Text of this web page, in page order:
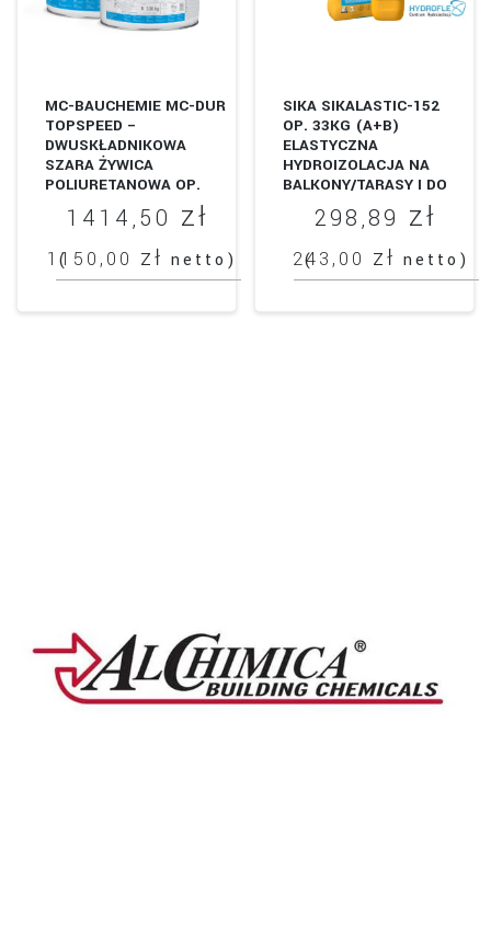
wybrać
produktu
MC-BAUCHEMIE MC-DUR
TOPSPEED –
DWUSKŁADNIKOWA
SZARA ŻYWICA
POLIURETANOWA OP.
10KG1414,50 zł
(
1150,00 zł netto)
SIKA SIKALASTIC-152
OP. 33KG (A+B)
ELASTYCZNA
HYDROIZOLACJA NA
BALKONY/TARASY I DO
ŁAZIENEK.
298,89 zł
(
243,00 zł netto)